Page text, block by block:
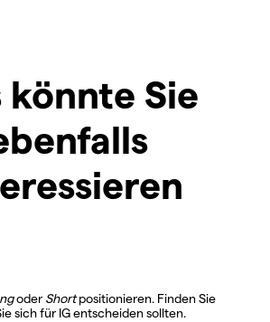
könnte Sie
oderShortpositionieren. Finden Sie
sich für IG entscheiden sollten.